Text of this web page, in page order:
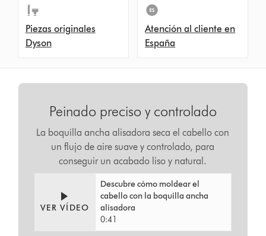
Piezas originales
Dyson
Atención al cliente en
España
Peinado preciso y controlado
La boquilla ancha alisadora seca el cabello con
un flujo de aire suave y controlado, para
conseguir un acabado liso y natural.
Transcript
transcripción
vídeo
VER VÍDEO
Descubre cómo moldear el
cabello con la boquilla ancha
alisadora
0:41